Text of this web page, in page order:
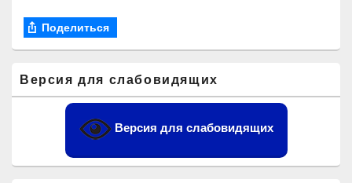
Поделиться
основной
боковой
Версия для слабовидящих
Версия для слабовидящих